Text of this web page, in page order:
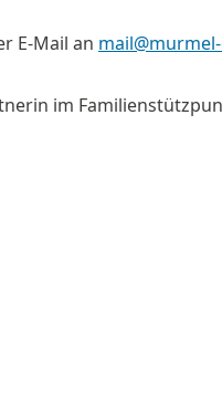
E-Mail an
im